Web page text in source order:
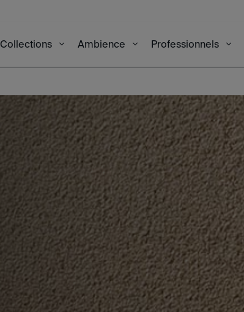
Collections Ambience Professionnels